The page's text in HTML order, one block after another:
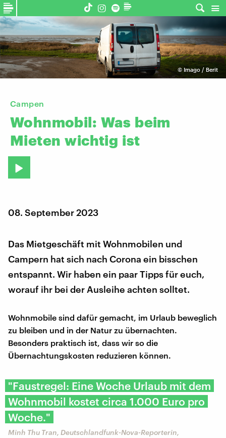
© Imago / Berit
Campen
Wohnmobil: Was beim
Mieten wichtig ist
08. September 2023
Das Mietgeschäft mit Wohnmobilen und
Campern hat sich nach Corona ein bisschen
entspannt. Wir haben ein paar Tipps für euch,
worauf ihr bei der Ausleihe achten solltet.
Wohnmobile sind dafür gemacht, im Urlaub beweglich
zu bleiben und in der Natur zu übernachten.
Besonders praktisch ist, dass wir so die
Übernachtungskosten reduzieren können.
"Faustregel: Eine Woche Urlaub mit dem
Wohnmobil kostet circa 1.000 Euro pro
Woche."
Minh Thu Tran, Deutschlandfunk-Nova-Reporterin,